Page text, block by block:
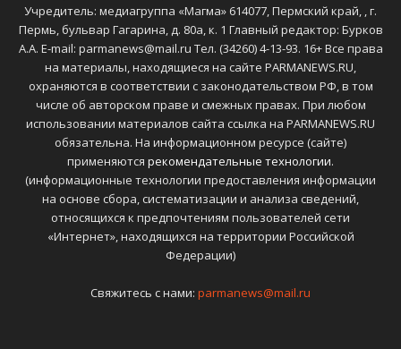
Учредитель: медиагруппа «Магма» 614077, Пермский край, , г.
Пермь, бульвар Гагарина, д. 80а, к. 1 Главный редактор: Бурков
А.А. E-mail: parmanews@mail.ru Тел. (34260) 4-13-93. 16+ Все права
на материалы, находящиеся на сайте PARMANEWS.RU,
охраняются в соответствии с законодательством РФ, в том
числе об авторском праве и смежных правах. При любом
использовании материалов сайта ссылка на PARMANEWS.RU
обязательна. На информационном ресурсе (сайте)
применяются рекомендательные технологии.
(информационные технологии предоставления информации
на основе сбора, систематизации и анализа сведений,
относящихся к предпочтениям пользователей сети
«Интернет», находящихся на территории Российской
Федерации)
Свяжитесь с нами: parmanews@mail.ru